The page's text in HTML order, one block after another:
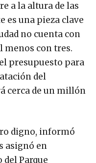
a la altura de las
es una pieza clave
no cuenta con
menos con tres.
presupuesto para
del
cerca de un millón
digno, informó
asignó en
Parque